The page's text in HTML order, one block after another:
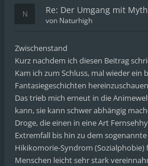
Re: Der Umgang mit
von Naturhigh
Zwischenstand
Kurz nachdem ich diesen Beitrag
Kam ich zum Schluss, mal wieder ein
Fantasiegeschichten
Das trieb mich erneut in die
kann, sie kann schwer abhängig
Droge, die einen in eine Art
Extremfall bis hin zu dem
Hikikomorie-Syndrom (Sozialphobie)
Menschen leicht sehr stark